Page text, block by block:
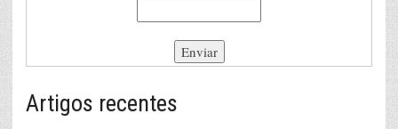
Artigos recentes